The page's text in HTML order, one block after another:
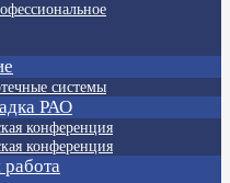
системы
РАО
конференция
конференция